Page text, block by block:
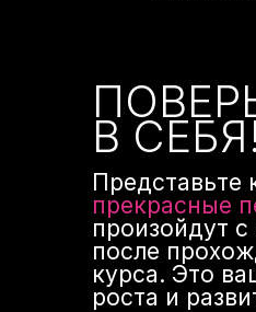
В СЕБЯ!
Представьте
прекрасные
произойдут
после
курса. Это
роста и